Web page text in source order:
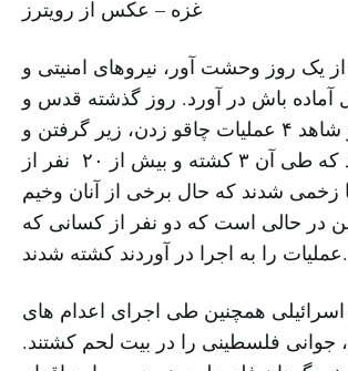
غزه – عکس از رویترز
یک روز وحشت آور، نیروهای امنیتی و
آماده باش در آورد. روز گذشته قدس و
تل آویو شاهد ۴ عملیات چاقو زدن، زیر گرفتن و
تیراندازی بودند که طی آن ۳ کشته و بیش از ۲۰ نفر از
زخمی شدند که حال برخی از آنان وخیم
در حالی است که دو نفر از کسانی که
عملیات را به اجرا در آوردند کشته شدند.
اسرائیلی همچنین طی اجرای اعدام های
جوانی فلسطینی را در بیت لحم کشتند.